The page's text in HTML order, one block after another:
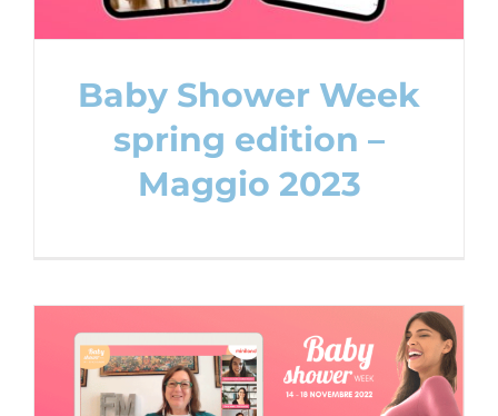
Baby Shower Week
spring edition –
Maggio 2023
Baby Shower Week winter edition –
Novembre 2022